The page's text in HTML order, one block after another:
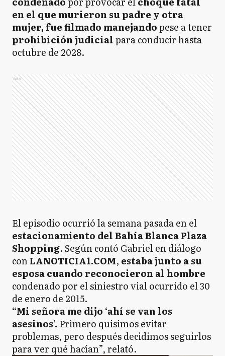
en el que murieron su padre y otra
mujer, fue filmado manejandopese a tener
prohibición judicialpara conducir hasta
octubre de 2028.
Ads
El episodio ocurrió la semana pasada en el
estacionamiento del Bahía Blanca Plaza
Shopping. Según contó Gabriel en diálogo
conLANOTICIA1.COM, estaba junto a su
esposa cuando reconocieron al hombre
condenado por el siniestro vial ocurrido el 30
de enero de 2015.
“Mi señora me dijo ‘ahí se van los
asesinos’. Primero quisimos evitar
problemas, pero después decidimos seguirlos
para ver qué hacían”, relató.